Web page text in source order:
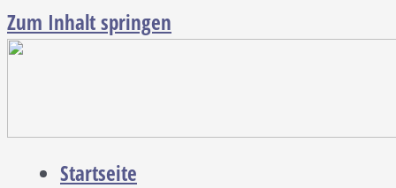
Zum Inhalt springen
Startseite